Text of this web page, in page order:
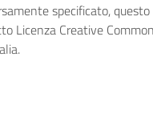
specificato,
Licenza Creative